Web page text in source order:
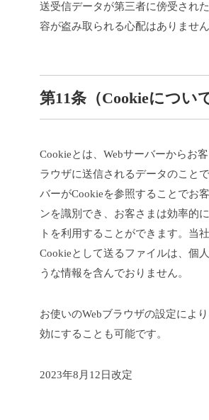
送受信データが第三者に傍受され
容が盗み取られる心配はありません
第11条（Cookieについ
Cookieとは、Webサーバーからお
ラウザに送信されるデータのこと
バーがCookieを参照することでお
ンを識別でき、お客さまは効率的
トを利用することができます。当
Cookieとして送るファイルは、個
うな情報を含んでおりません。
お使いのWebブラウザの設定によ
効にすることも可能です。
2023年8月12日改定